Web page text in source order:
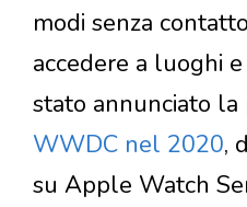
modi senza
accedere a luoghi
stato annunciato
WWDC nel 2020,
su Apple Watch